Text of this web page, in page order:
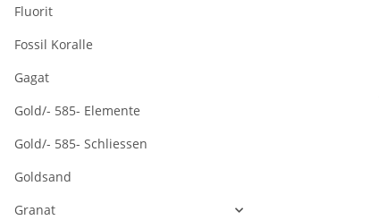
Fluorit
Fossil Koralle
Gagat
Gold/- 585- Elemente
Gold/- 585- Schliessen
Goldsand
Granat